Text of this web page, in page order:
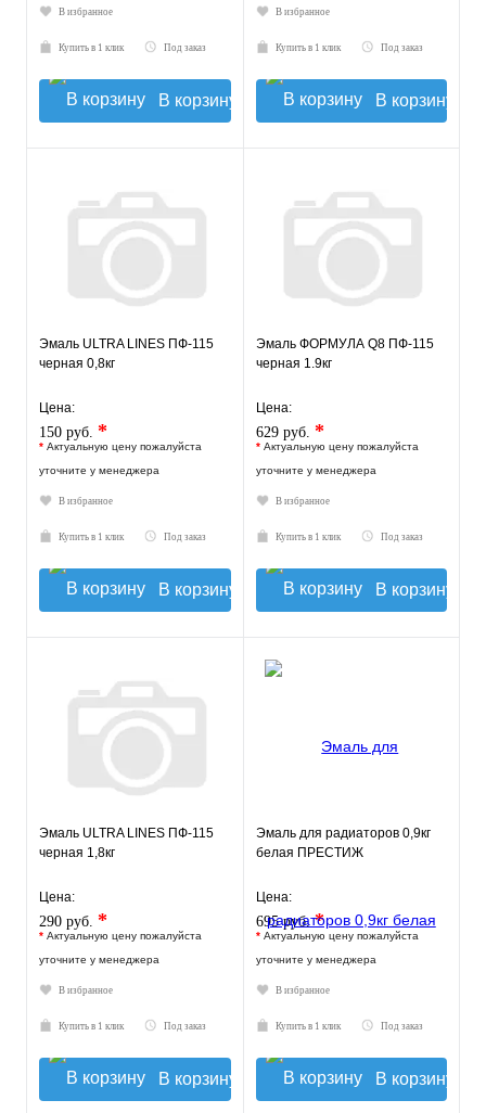
В избранное
Купить в 1 клик Под заказ
В корзину
В избранное
Купить в 1 клик Под заказ
В корзину
Эмаль ULTRA LINES ПФ-115
черная 0,8кг
Цена:
150 руб. *
* Актуальную цену пожалуйста
уточните у менеджера
В избранное
Купить в 1 клик Под заказ
В корзину
Эмаль ФОРМУЛА Q8 ПФ-115
черная 1.9кг
Цена:
629 руб. *
* Актуальную цену пожалуйста
уточните у менеджера
В избранное
Купить в 1 клик Под заказ
В корзину
Эмаль ULTRA LINES ПФ-115
черная 1,8кг
Цена:
290 руб. *
* Актуальную цену пожалуйста
уточните у менеджера
В избранное
Купить в 1 клик Под заказ
В корзину
Эмаль для радиаторов 0,9кг
белая ПРЕСТИЖ
Цена:
695 руб.*
* Актуальную цену пожалуйста
уточните у менеджера
В избранное
Купить в 1 клик Под заказ
В корзину